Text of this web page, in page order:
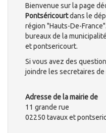
Bienvenue sur la page
Pontséricourtdans le
région "Hauts-De-
bureaux de la
et pontsericourt.
Si vous avez des
joindre les secretaires de
Adresse de la mairie de
11 grande rue
02250 tavaux et